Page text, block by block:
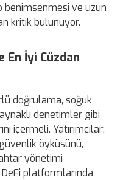
benimsenmesi ve uzun
kritik bulunuyor.
En İyi Cüzdan
doğrulama, soğuk
denetimler gibi
içermeli. Yatırımcılar;
öyküsünü,
yönetimi
DeFi platformlarında